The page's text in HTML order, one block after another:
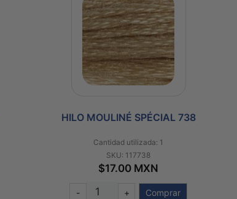
HILO MOULINÉ SPÉCIAL 738
Cantidad utilizada: 1
SKU: 117738
$17.00 MXN
- + Comprar